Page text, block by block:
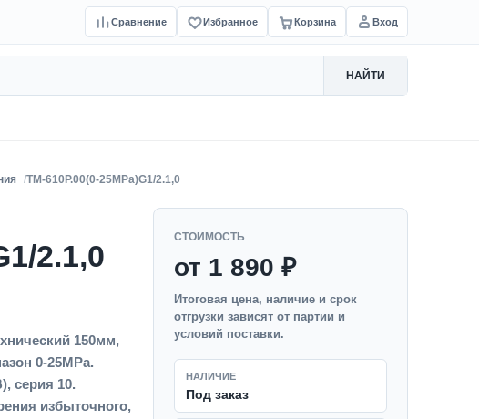
Сравнение Избранное Корзина Вход
НАЙТИ
ТМ-610Р.00(0-25MPa)G1/2.1,0
2.1,0
150мм,
0-25MPa.
серия 10.
избыточного,
СТОИМОСТЬ
от 1 890 ₽
Итоговая цена, наличие и срок
отгрузки зависят от партии и
условий поставки.
НАЛИЧИЕ
Под заказ